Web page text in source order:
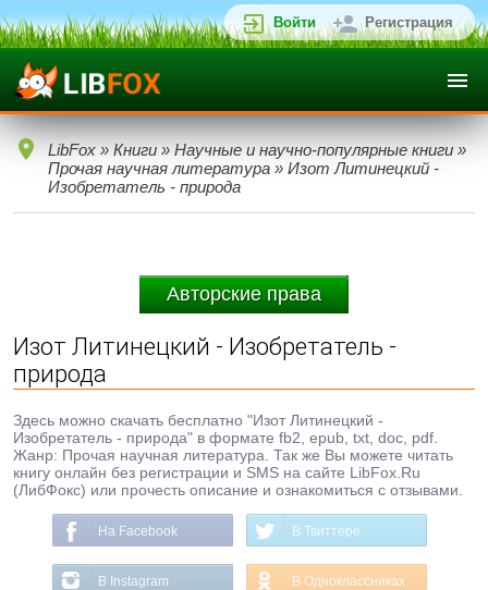
Войти Регистрация
LibFox » Книги » Научные и научно-популярные книги »
Прочая научная литература » Изот Литинецкий -
Изобретатель - природа
Авторские права
Изот Литинецкий - Изобретатель -
природа
Здесь можно скачать бесплатно "Изот Литинецкий -
Изобретатель - природа" в формате fb2, epub, txt, doc, pdf.
Жанр: Прочая научная литература. Так же Вы можете читать
книгу онлайн без регистрации и SMS на сайте LibFox.Ru
(ЛибФокс) или прочесть описание и ознакомиться с отзывами.
На Facebook В Твиттере
В Instagram В Одноклассниках